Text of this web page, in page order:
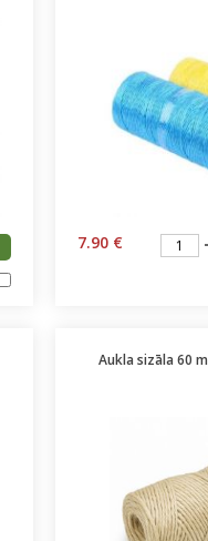
7.90 €
Aukla sizāla 60